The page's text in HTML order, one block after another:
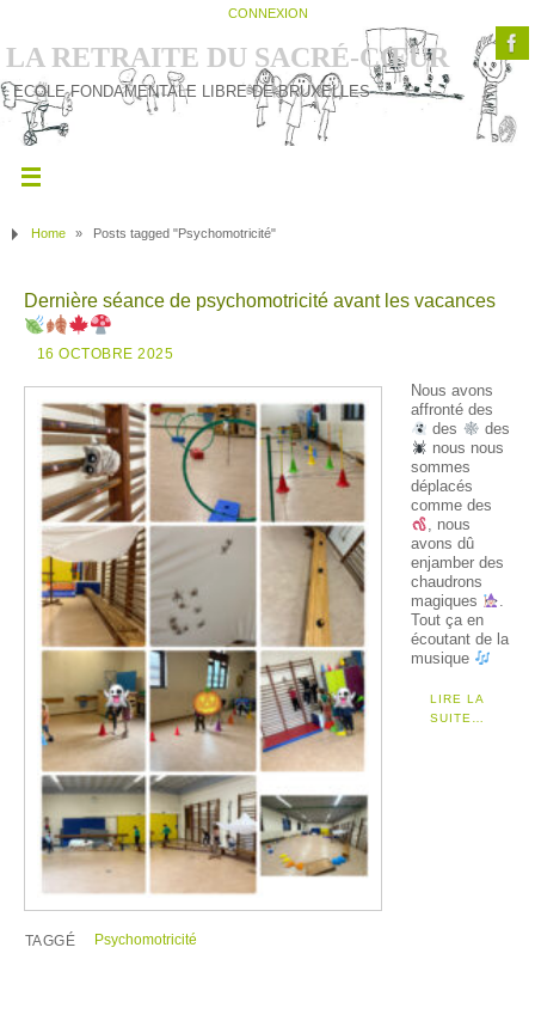
CONNEXION
LA RETRAITE DU SACRÉ-CŒUR
ECOLE FONDAMENTALE LIBRE DE BRUXELLES
Home » Posts tagged "Psychomotricité"
Dernière séance de psychomotricité avant les vacances
16 OCTOBRE 2025
Nous avons
affronté des
des
des
nous nous
sommes
déplacés
comme des
, nous
avons dû
enjamber des
chaudrons
magiques
.
Tout ça en
écoutant de la
musique
LIRE LA
SUITE…
TAGGÉ Psychomotricité